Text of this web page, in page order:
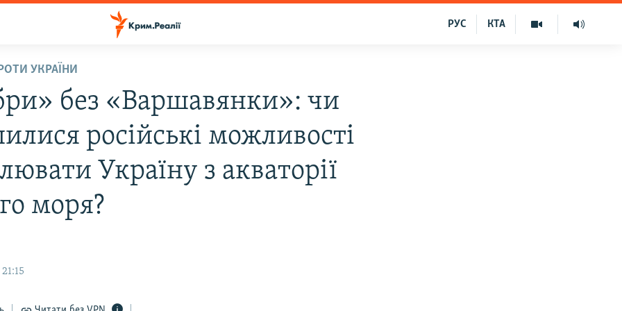
КТА
РУС
УКРАЇНИ
без «Варшавянки»: чи
російські можливості
Україну з акваторії
моря?